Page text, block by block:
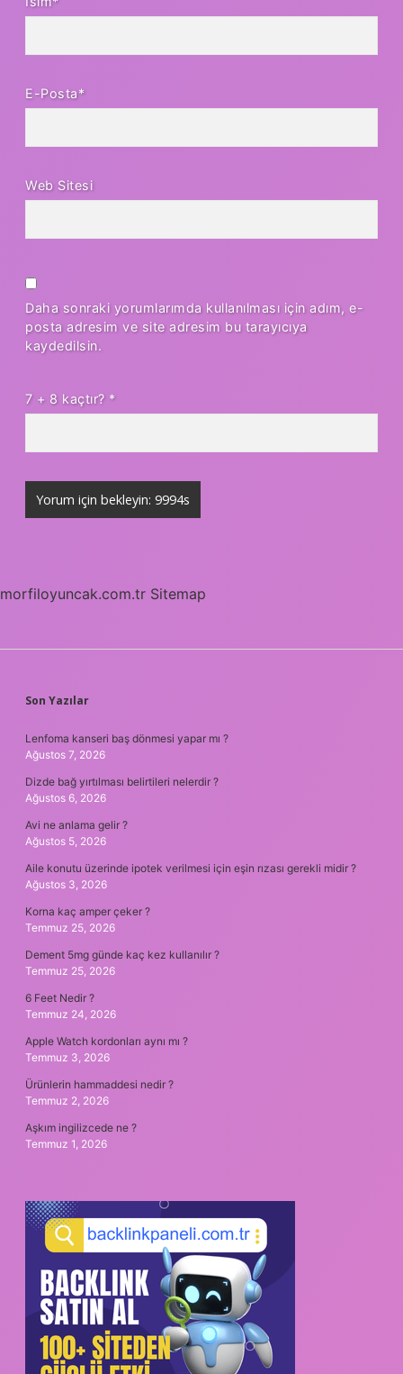
E-Posta*
Web Sitesi
Daha sonraki yorumlarımda kullanılması için adım, e-
posta adresim ve site adresim bu tarayıcıya
kaydedilsin.
7 + 8 kaçtır? *
morfiloyuncak.com.tr Sitemap
SIDEBAR
Son Yazılar
Lenfoma kanseri baş dönmesi yapar mı ?
Ağustos 7, 2026
Dizde bağ yırtılması belirtileri nelerdir ?
Ağustos 6, 2026
Avi ne anlama gelir ?
Ağustos 5, 2026
Aile konutu üzerinde ipotek verilmesi için eşin rızası gerekli midir ?
Ağustos 3, 2026
Korna kaç amper çeker ?
Temmuz 25, 2026
Dement 5mg günde kaç kez kullanılır ?
Temmuz 25, 2026
6 Feet Nedir ?
Temmuz 24, 2026
Apple Watch kordonları aynı mı ?
Temmuz 3, 2026
Ürünlerin hammaddesi nedir ?
Temmuz 2, 2026
Aşkım ingilizcede ne ?
Temmuz 1, 2026